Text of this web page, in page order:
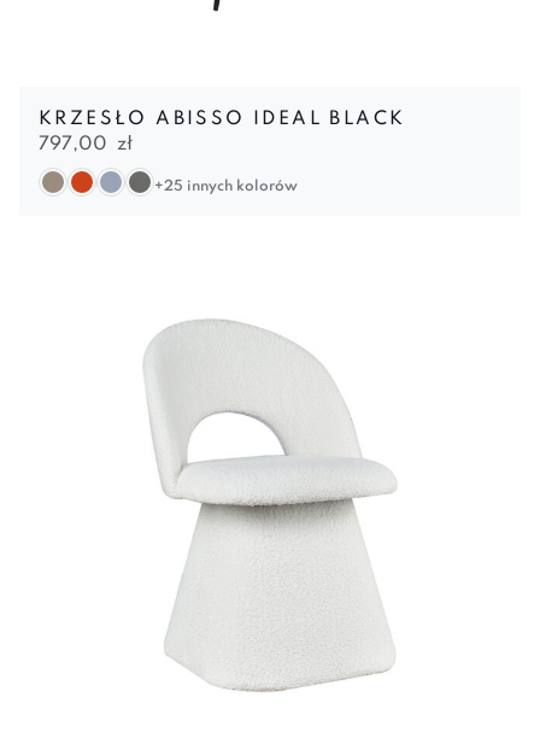
KRZESŁO ABISSO IDEAL BLACK
797,00 zł
+25 innych kolorów